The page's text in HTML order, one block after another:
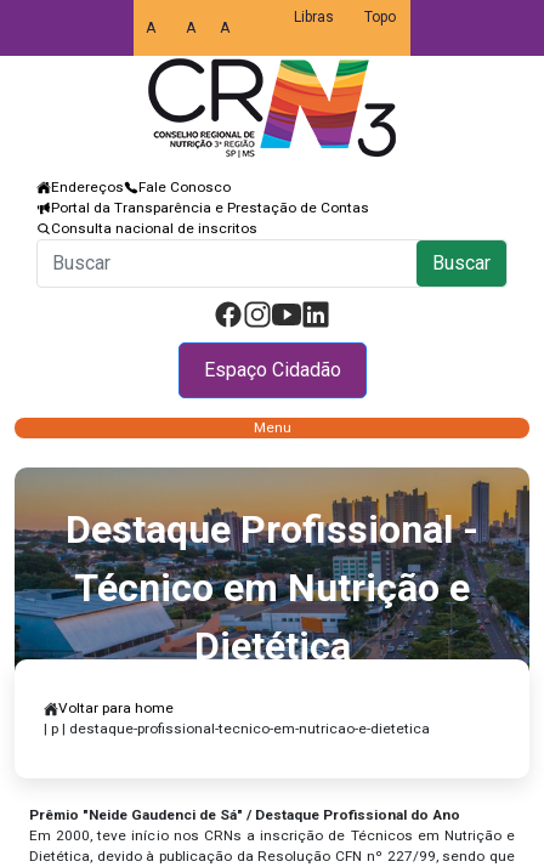
A A A
Topo
Endereços
Fale Conosco
Portal da Transparência e Prestação de Contas
Consulta nacional de inscritos
Buscar
Espaço Cidadão
Menu
Destaque Profissional -
Técnico em Nutrição e
Dietética
Voltar para home
| p | destaque-profissional-tecnico-em-nutricao-e-dietetica
Prêmio "Neide Gaudenci de Sá" / Destaque Profissional do Ano
Em 2000, teve início nos CRNs a inscrição de Técnicos em Nutrição e
Dietética, devido à publicação da Resolução CFN nº 227/99, sendo que